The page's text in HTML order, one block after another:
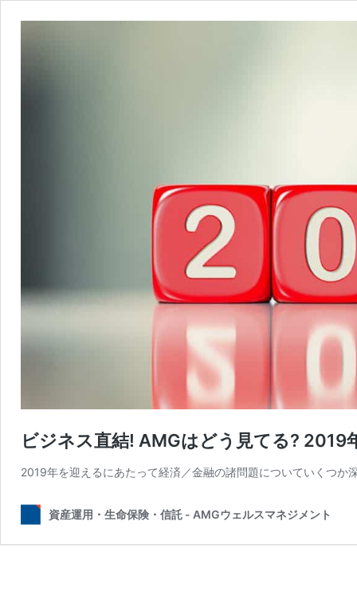
ビジネス直結! AMGはどう見てる? 2019
2019年を迎えるにあたって経済／金融の諸問題についていくつ
資産運用・生命保険・信託 - AMGウェルスマネジメント